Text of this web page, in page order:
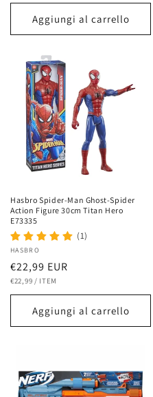
listino
Aggiungi al carrello
Hasbro Spider-Man Ghost-Spider
Action Figure 30cm Titan Hero
E73335
(1)
Fornitore:
HASBRO
Prezzo
di
listino
€22,99 EUR
PREZZO
€22,99 / PER
ITEM
Aggiungi al carrello